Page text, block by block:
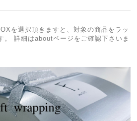
を選択頂きますと、対象の商品をラッ
。 詳細はaboutページをご確認下さいま